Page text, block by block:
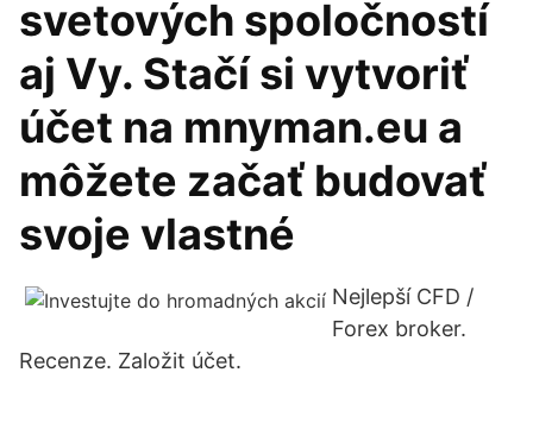
svetových spoločností
aj Vy. Stačí si vytvoriť
účet na mnyman.eu a
môžete začať budovať
svoje vlastné
Nejlepší CFD /
Forex broker.
Recenze. Založit účet.